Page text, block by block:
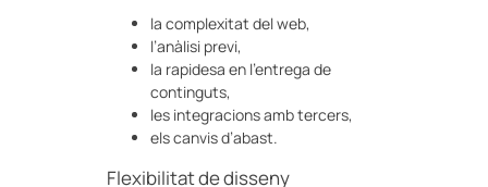
la complexitat del web,
l’anàlisi previ,
la rapidesa en l’entrega de
continguts,
les integracions amb tercers,
els canvis d’abast.
Flexibilitat de disseny